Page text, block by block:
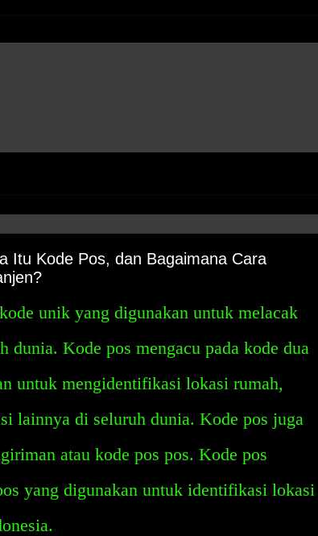
Itu Kode Pos, dan Bagaimana Cara
unik yang digunakan untuk melacak
dunia. Kode pos mengacu pada kode dua
untuk mengidentifikasi lokasi rumah,
lainnya di seluruh dunia. Kode pos juga
atau kode pos pos. Kode pos
yang digunakan untuk identifikasi lokasi